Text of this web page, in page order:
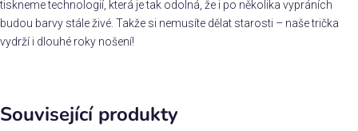
tiskneme technologií, která je tak odolná, že i po několika vypráních
budou barvy stále živé. Takže si nemusíte dělat starosti – naše trička
vydrží i dlouhé roky nošení!
Související produkty